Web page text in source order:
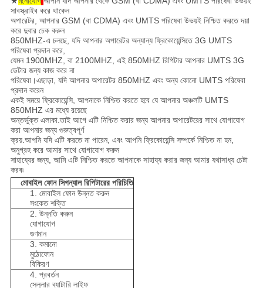
সাবস্ক্রাইব করে থাকেন
অপারেটর, আপনার GSM (বা CDMA) এবং UMTS পরিষেবা উভয়ই নিশ্চিত করতে দয়া
করে দুবার চেক করুন
850MHZ-এ চলছে, যদি আপনার অপারেটর অন্যান্য ফ্রিকোয়েন্সিতে 3G UMTS
পরিষেবা প্রদান করে,
যেমন 1900MHZ, বা 2100MHZ, এই 850MHZ রিপিটার আপনার UMTS 3G
ডেটার জন্য কাজ করে না
পরিষেবা।এছাড়া, যদি আপনার অপারেটর 850MHZ এবং অন্য কোনো UMTS পরিষেবা
প্রদান করেন
একই সময়ে ফ্রিকোয়েন্সি, আপনাকে নিশ্চিত করতে হবে যে আপনার অঞ্চলটি UMTS
850MHZ এর মধ্যে রয়েছে
অন্তর্ভুক্ত এলাকা.তাই আগে এটি নিশ্চিত করার জন্য আপনার অপারেটরের সাথে যোগাযোগ
করা আপনার জন্য গুরুত্বপূর্ণ
ক্রয়.আপনি যদি এটি করতে না পারেন, এবং আপনি ফ্রিকোয়েন্সি সম্পর্কে নিশ্চিত না হন,
অনুগ্রহ করে আমার সাথে যোগাযোগ করুন
সাহায্যের জন্য, আমি এটি নিশ্চিত করতে আপনাকে সাহায্য করার জন্য আমার যথাসাধ্য চেষ্টা
করব৷
মোবাইল ফোন সিগন্যাল রিপিটারের পরিচিতি
1. মোবাইল ফোন উন্নত করুন
সংকেত শক্তি
2. উন্নতি করুন
যোগাযোগ
গুণমান
3. কমানো
মুঠোফোন
বিকিরণ
4. প্রবর্তন
সেলুলার ব্যাটারি লাইফ